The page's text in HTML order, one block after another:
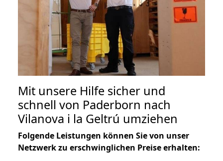
Mit unsere Hilfe sicher und
schnell von Paderborn nach
Vilanova i la Geltrú umziehen
Folgende Leistungen können Sie von unser
Netzwerk zu erschwinglichen Preise erhalten: